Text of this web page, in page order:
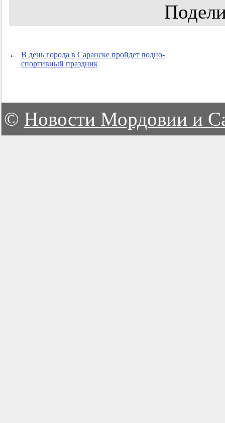
←
В день города в Саранске пройдет водно-
спортивный праздник
© Новости Мордовии и